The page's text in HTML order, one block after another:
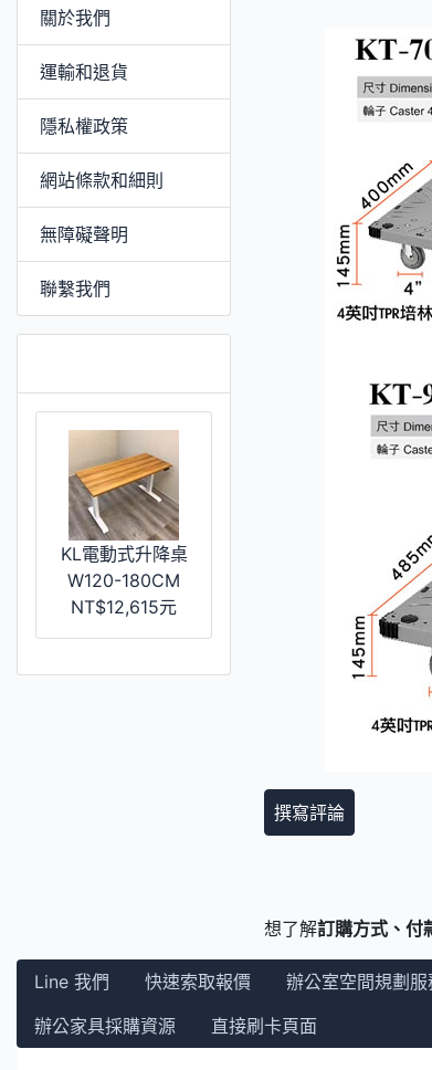
關於我們
運輸和退貨
隱私權政策
網站條款和細則
無障礙聲明
聯繫我們
KL電動式升降桌
W120-180CM
NT$12,615元
撰寫評論
想了解訂購方式、付
Line 我們 快速索取報價 辦公室空間規劃服
辦公家具採購資源
直接刷卡頁面